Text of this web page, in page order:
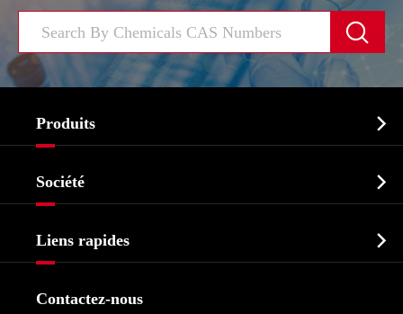

Produits 
Biochimique
Produits agrochimiques et intermédiaires
Ingrédients cosmétiques
Société 
Liens rapides 
Contactez-nous